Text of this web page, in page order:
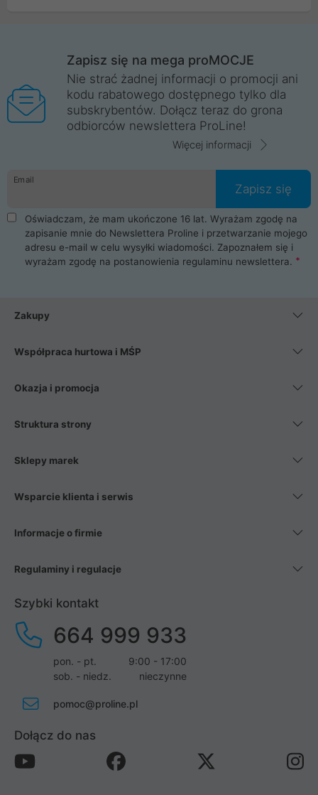
Wrocław, Poznań, Legnica, Katowice, Gliwice, Kalisz, Bytom,
Trzebnica, Opole. Szybka i profesjonalna obsługa!
ProLine to polska firma ze 100% polskim kapitałem. Działamy
legalnie i płacimy podatki w naszym kraju! Posiadamy siedzibę
główną w Mirkowie oraz salony na terenie kraju. Cała
komunikacja ze sklepem komputerowym ProLine jest
danych osobowych. Dlatego zakup notebooka albo laptopa w
ProLine to czysta przyjemność i pełne bezpieczeństwo.
Zaopatrzysz się u nas w akcesoria i części komputerowe
takie jak procesory, karty graficzne, płyty główne, pamięci,
dyski SSD, M.2 oraz HDD. Nasi pracownicy pomogą Ci wybrać
najlepszy zasilacz komputerowy oraz obudowę do komputera.
Poza komputerami mamy również najlepsze na rynku
Smartfony takich producentów jak Xiaomi, Apple, Samsung i
wentylatory. Na koniec mając już to wszystko, możesz
Zapisz się na mega proMOCJE
Nie strać żadnej informacji o promocji ani
kodu rabatowego dostępnego tylko dla
subskrybentów. Dołącz teraz do grona
odbiorców newslettera ProLine!
Więcej informacji
Email
Zapisz się
Oświadczam, że mam ukończone 16 lat. Wyrażam zgodę na
zapisanie mnie do Newslettera Proline i przetwarzanie mojego
adresu e-mail w celu wysyłki wiadomości. Zapoznałem się i
wyrażam zgodę na postanowienia regulaminu newslettera.
Zakupy
Współpraca hurtowa i MŚP
Okazja i promocja
Struktura strony
Sklepy marek
Wsparcie klienta i serwis
Informacje o firmie
Regulaminy i regulacje
Szybki kontakt
664 999 933
pon. - pt.
9:00 - 17:00
sob. - niedz.
nieczynne
pomoc@proline.pl
Dołącz do nas